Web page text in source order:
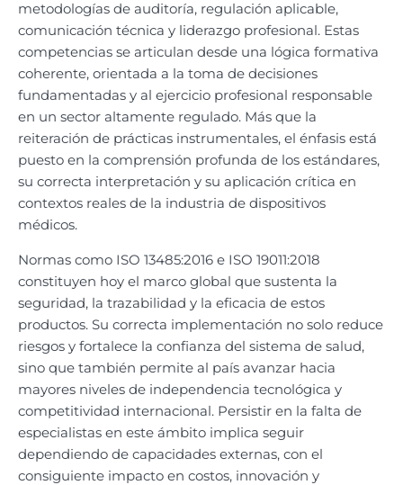
metodologías de auditoría, regulación aplicable,
comunicación técnica y liderazgo profesional. Estas
competencias se articulan desde una lógica formativa
coherente, orientada a la toma de decisiones
fundamentadas y al ejercicio profesional responsable
en un sector altamente regulado. Más que la
reiteración de prácticas instrumentales, el énfasis está
puesto en la comprensión profunda de los estándares,
su correcta interpretación y su aplicación crítica en
contextos reales de la industria de dispositivos
médicos.
Normas como ISO 13485:2016 e ISO 19011:2018
constituyen hoy el marco global que sustenta la
seguridad, la trazabilidad y la eficacia de estos
productos. Su correcta implementación no solo reduce
riesgos y fortalece la confianza del sistema de salud,
sino que también permite al país avanzar hacia
mayores niveles de independencia tecnológica y
competitividad internacional. Persistir en la falta de
especialistas en este ámbito implica seguir
dependiendo de capacidades externas, con el
consiguiente impacto en costos, innovación y